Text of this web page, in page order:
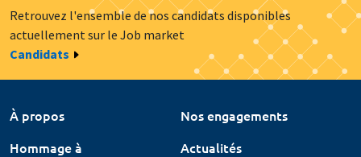
Retrouvez l'ensemble de nos candidats disponibles
actuellement sur le Job market
Candidats
À propos
Nos engagements
Hommage à
Actualités